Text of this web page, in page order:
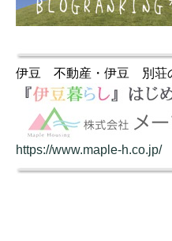
伊豆 不動産・伊豆 別荘
https://www.maple-h.co.jp/